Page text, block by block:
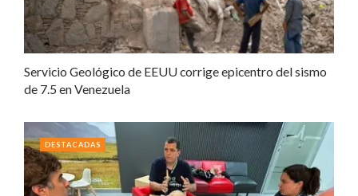
Servicio Geológico de EEUU corrige epicentro del sismo
de 7.5 en Venezuela
DESTACADAS